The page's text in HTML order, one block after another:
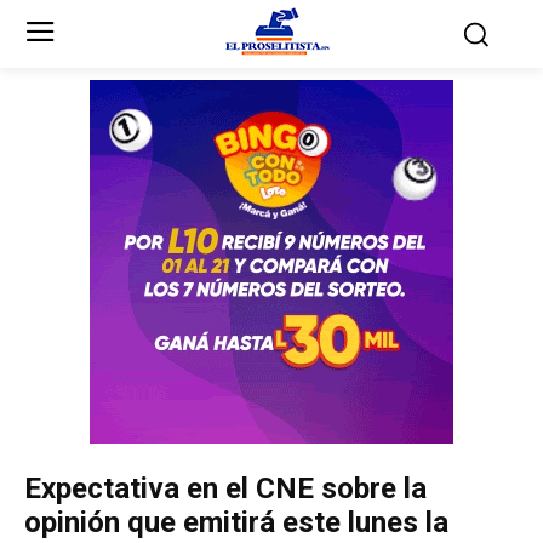
Partidos Políticos
Partido Liberal
Unificación Democrática
Anticorrupción
Partidos Políticos
Partido Liberal
Unificación Democrática
Anticorrupción
Expectativa en el CNE sobre la
opinión que emitirá este lunes la